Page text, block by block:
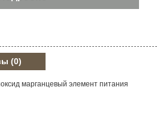
(0)
марганцевый элемент питания